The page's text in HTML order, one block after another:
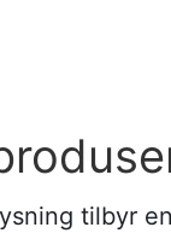
tilbyr